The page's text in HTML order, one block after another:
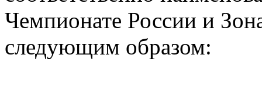
Чемпионате России и
следующим образом: